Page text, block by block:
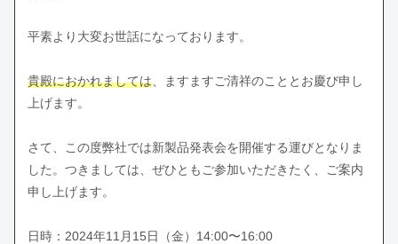
平素より大変お世話になっております。
貴殿におかれましては 、ますますご清祥のこととお慶び申し
上げます。
さて、この度弊社では新製品発表会を開催する運びとなりま
した。つきましては、ぜひともご参加いただきたく、ご案内
申し上げます。
日時：2024年11月15日（金）14:00〜16:00